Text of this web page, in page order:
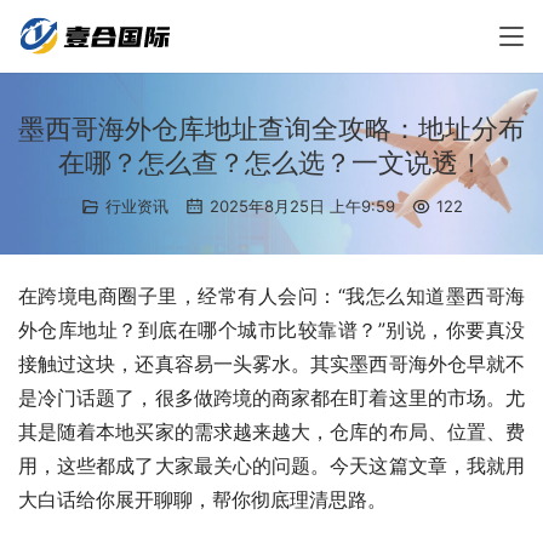
墨西哥海外仓库地址查询全攻略：地址分布
在哪？怎么查？怎么选？一文说透！
行业资讯 2025年8月25日 上午9:59 122
在跨境电商圈子里，经常有人会问：“我怎么知道墨西哥海
外仓库地址？到底在哪个城市比较靠谱？”别说，你要真没
接触过这块，还真容易一头雾水。其实墨西哥海外仓早就不
是冷门话题了，很多做跨境的商家都在盯着这里的市场。尤
其是随着本地买家的需求越来越大，仓库的布局、位置、费
用，这些都成了大家最关心的问题。今天这篇文章，我就用
大白话给你展开聊聊，帮你彻底理清思路。